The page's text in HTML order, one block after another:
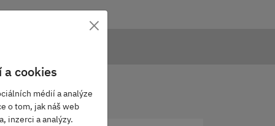
×
cookies
médií a analýze
o tom, jak náš web
inzerci a analýzy.